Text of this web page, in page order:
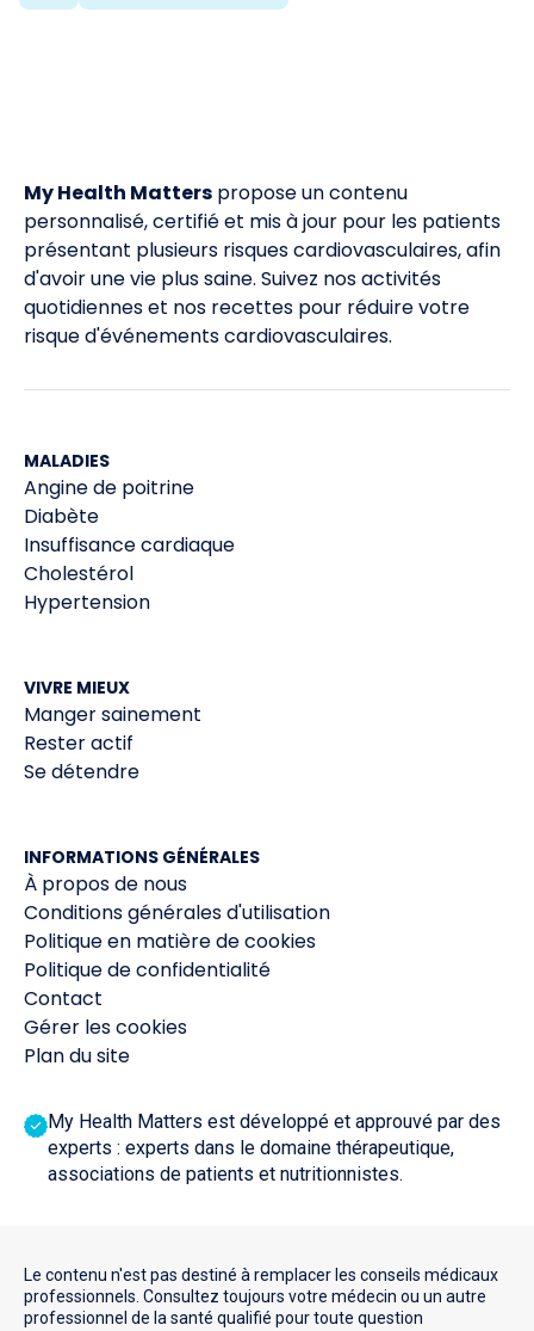
My Health Matters propose un contenu
personnalisé, certifié et mis à jour pour les patients
présentant plusieurs risques cardiovasculaires, afin
d'avoir une vie plus saine. Suivez nos activités
quotidiennes et nos recettes pour réduire votre
risque d'événements cardiovasculaires.
MALADIES
Angine de poitrine
Diabète
Insuffisance cardiaque
Cholestérol
Hypertension
VIVRE MIEUX
Manger sainement
Rester actif
Se détendre
INFORMATIONS GÉNÉRALES
À propos de nous
Conditions générales d'utilisation
Politique en matière de cookies
Politique de confidentialité
Contact
Gérer les cookies
Plan du site
My Health Matters est développé et approuvé par des
experts : experts dans le domaine thérapeutique,
associations de patients et nutritionnistes.
Le contenu n'est pas destiné à remplacer les conseils médicaux
professionnels. Consultez toujours votre médecin ou un autre
professionnel de la santé qualifié pour toute question